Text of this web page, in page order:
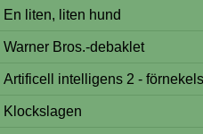
En liten, liten hund
Warner Bros.-debaklet
Artificell intelligens 2 -
Klockslagen